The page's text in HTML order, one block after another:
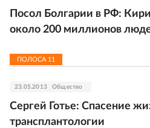
Посол Болгарии в РФ:
около 200 миллионов
ПОЛОСА 11
23.05.2013 Общество
Сергей Готье: Спасение
трансплантологии